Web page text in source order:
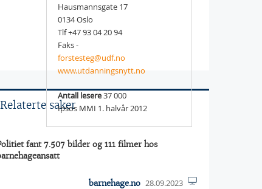
Hausmannsgate 17
0134 Oslo
Tlf +47 93 04 20 94
Faks -
forstesteg@udf.no
www.utdanningsnytt.no
Antall lesere37 000
Ipsos MMI 1. halvår 2012
Relaterte saker
fant 7.507 bilder og 111 filmer hos
barnehage.no 28.09.2023